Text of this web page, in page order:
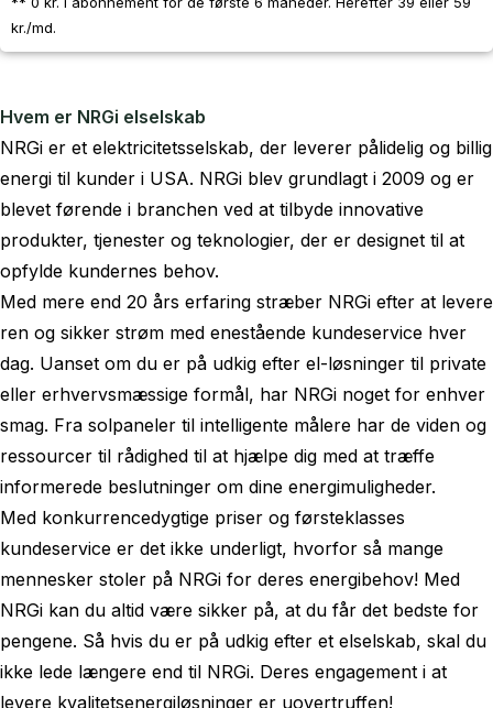
kr./md.
Hvem er NRGi elselskab
NRGi er et elektricitetsselskab, der leverer pålidelig og billig
energi til kunder i USA. NRGi blev grundlagt i 2009 og er
blevet førende i branchen ved at tilbyde innovative
produkter, tjenester og teknologier, der er designet til at
opfylde kundernes behov.
Med mere end 20 års erfaring stræber NRGi efter at levere
ren og sikker strøm med enestående kundeservice hver
dag. Uanset om du er på udkig efter el-løsninger til private
eller erhvervsmæssige formål, har NRGi noget for enhver
smag. Fra solpaneler til intelligente målere har de viden og
ressourcer til rådighed til at hjælpe dig med at træffe
informerede beslutninger om dine energimuligheder.
Med konkurrencedygtige priser og førsteklasses
kundeservice er det ikke underligt, hvorfor så mange
mennesker stoler på NRGi for deres energibehov! Med
NRGi kan du altid være sikker på, at du får det bedste for
pengene. Så hvis du er på udkig efter et elselskab, skal du
ikke lede længere end til NRGi. Deres engagement i at
levere kvalitetsenergiløsninger er uovertruffen!